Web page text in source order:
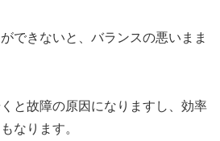
できないと、バランスの悪いまま
と故障の原因になりますし、効率
なります。